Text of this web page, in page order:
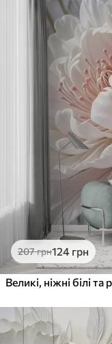
207грн124 грн